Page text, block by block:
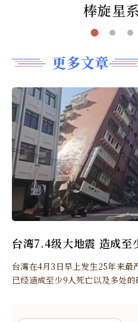
棒旋星
更多文章
台湾7.4级大地震 造成至
台湾在4月3日早上发生25年来最
已经造成至少9人死亡以及多处的